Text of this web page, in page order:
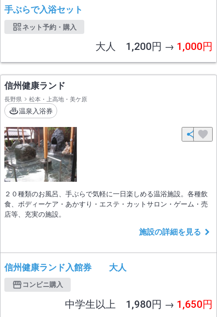
手ぶらで入浴セット
ネット予約・購入
大人 1,200円 → 1,000円
信州健康ランド
長野県 松本・上高地・美ケ原
温泉入浴券
２０種類のお風呂、手ぶらで気軽に一日楽しめる温浴施設。各種飲
食、ボディーケア・あかすり・エステ・カットサロン・ゲーム・売
店等、充実の施設。
施設の詳細を見る
信州健康ランド入館券 大人
コンビニ購入
中学生以上 1,980円 → 1,650円